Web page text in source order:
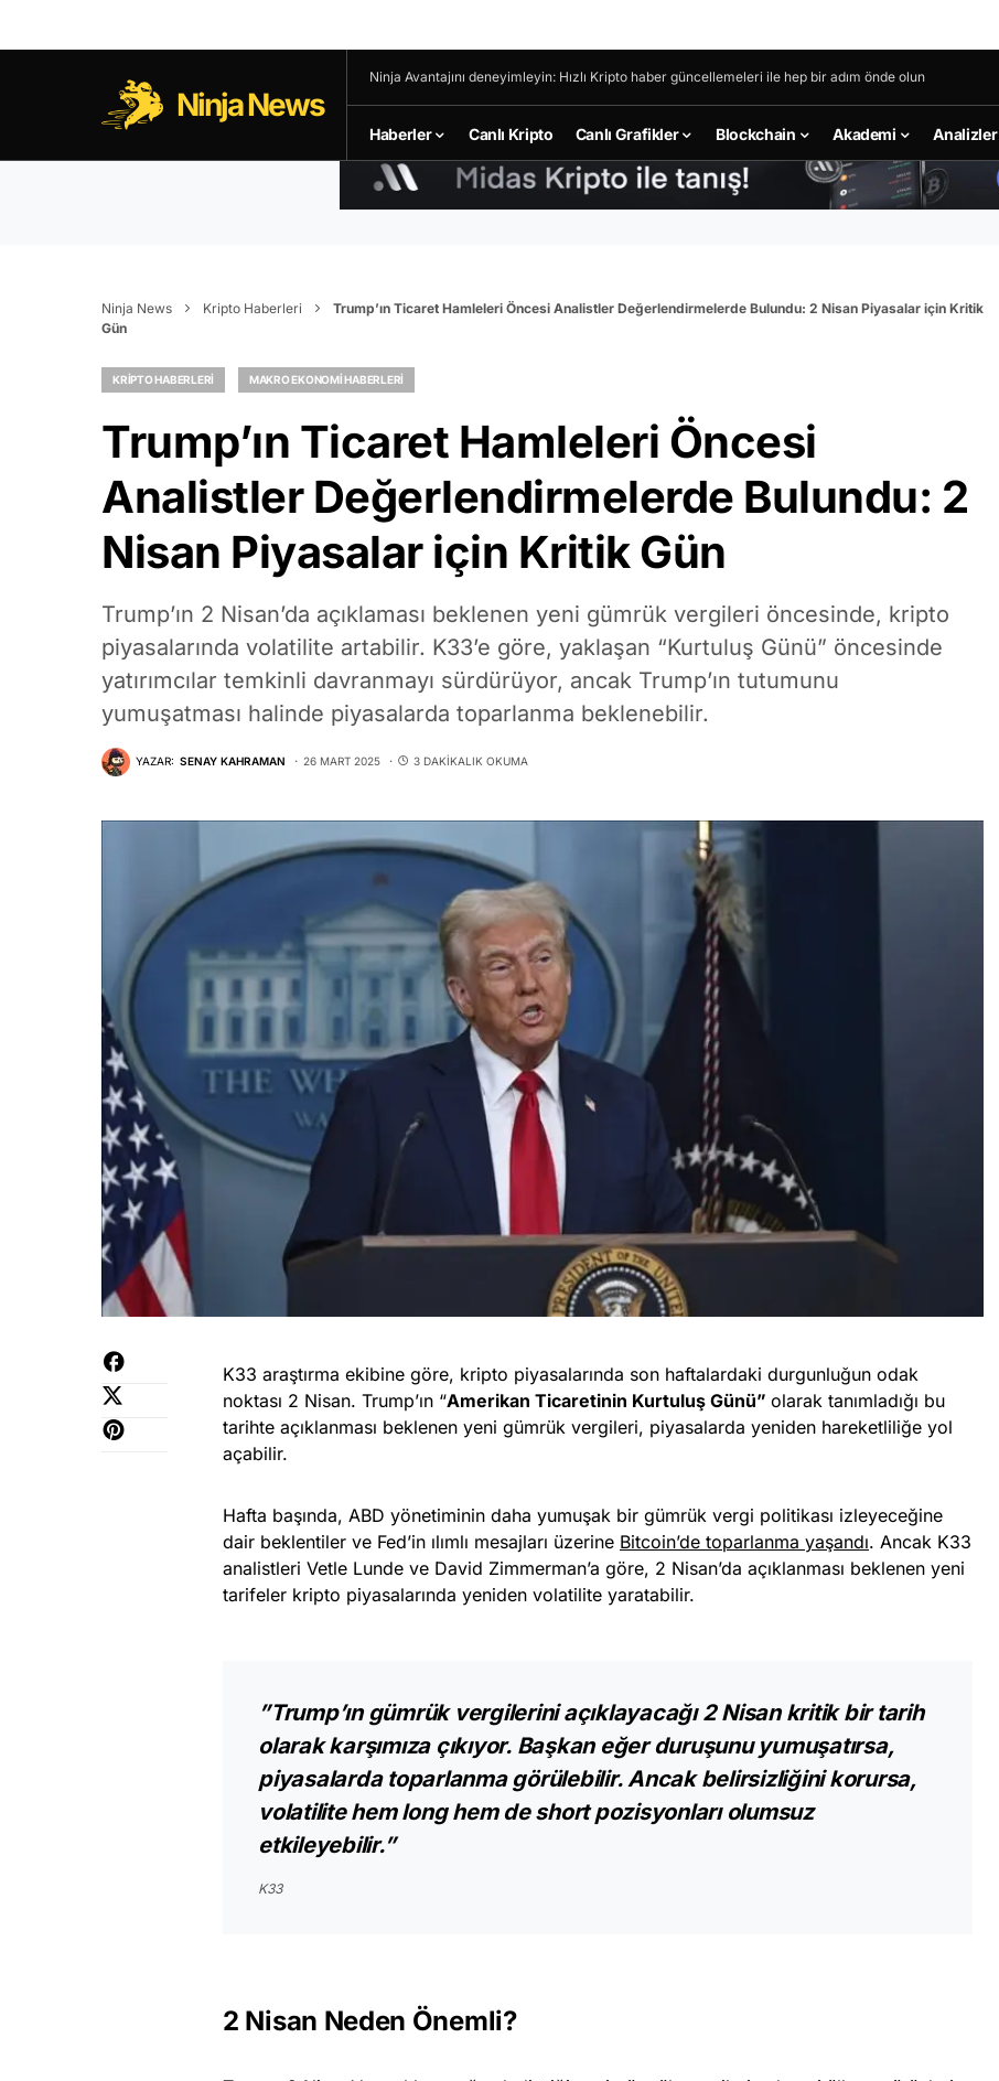
Ninja News
Ninja Avantajını deneyimleyin: Hızlı Kripto haber güncellemeleri ile hep bir adım önde olun
Haberler Canlı Kripto Canlı Grafikler Blockchain Akademi Analizler
Ninja News Kripto Haberleri
Trump’ın Ticaret Hamleleri Öncesi Analistler Değerlendirmelerde Bulundu: 2 Nisan Piyasalar için Kritik
Gün
KRIPTO HABERLERI MAKRO EKONOMI HABERLERI
Trump’ın Ticaret Hamleleri Öncesi
Analistler Değerlendirmelerde Bulundu: 2
Nisan Piyasalar için Kritik Gün
Trump’ın 2 Nisan’da açıklaması beklenen yeni gümrük vergileri öncesinde, kripto
piyasalarında volatilite artabilir. K33’e göre, yaklaşan “Kurtuluş Günü” öncesinde
yatırımcılar temkinli davranmayı sürdürüyor, ancak Trump’ın tutumunu
yumuşatması halinde piyasalarda toparlanma beklenebilir.
YAZAR: SENAY KAHRAMAN 26 MART 2025 3 DAKIKALIK OKUMA
K33 araştırma ekibine göre, kripto piyasalarında son haftalardaki durgunluğun odak
noktası 2 Nisan. Trump’ın “Amerikan Ticaretinin Kurtuluş Günü” olarak tanımladığı bu
tarihte açıklanması beklenen yeni gümrük vergileri, piyasalarda yeniden hareketliliğe yol
açabilir.
Hafta başında, ABD yönetiminin daha yumuşak bir gümrük vergi politikası izleyeceğine
dair beklentiler ve Fed’in ılımlı mesajları üzerine Bitcoin’de toparlanma yaşandı. Ancak K33
analistleri Vetle Lunde ve David Zimmerman’a göre, 2 Nisan’da açıklanması beklenen yeni
tarifeler kripto piyasalarında yeniden volatilite yaratabilir.
”Trump’ın gümrük vergilerini açıklayacağı 2 Nisan kritik bir tarih
olarak karşımıza çıkıyor. Başkan eğer duruşunu yumuşatırsa,
piyasalarda toparlanma görülebilir. Ancak belirsizliğini korursa,
volatilite hem long hem de short pozisyonları olumsuz
etkileyebilir.”
K33
2 Nisan Neden Önemli?